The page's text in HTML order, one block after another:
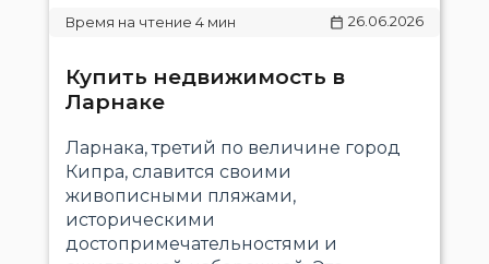
26.06.2026
Купить недвижимость в
Ларнаке
Ларнака, третий по величине город
Кипра, славится своими
живописными пляжами,
историческими
достопримечательностями и